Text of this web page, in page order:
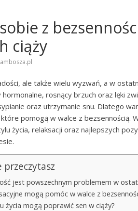
z
ciąży
ale także wielu wyzwań, a w
hormonalne, rosnący brzuch oraz lęki
oraz utrzymanie snu. Dlatego
pomogą w walce z bezsennością.
życia, relaksacji oraz najlepszych
jest powszechnym problemem w
mogą pomóc w walce z
życia mogą poprawić sen w ciąży?